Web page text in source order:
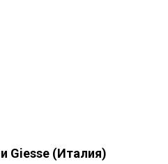
Giesse (Италия)